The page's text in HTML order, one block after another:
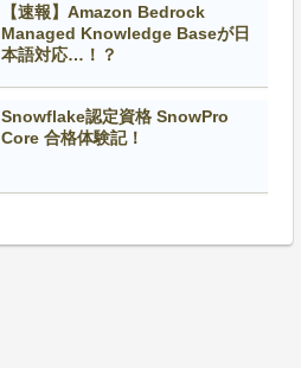
【速報】Amazon Bedrock
Managed Knowledge Baseが日
本語対応…！？
Snowflake認定資格 SnowPro
Core 合格体験記！